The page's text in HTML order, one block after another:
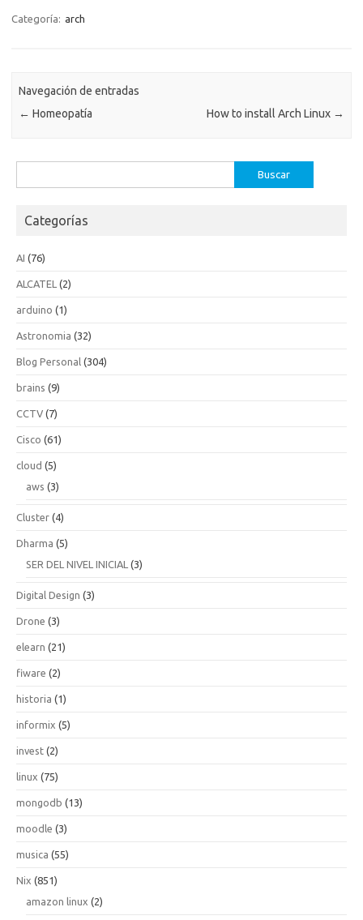
Categoría: arch
Navegación de entradas
← Homeopatía How to install Arch Linux →
Categorías
AI (76)
ALCATEL (2)
arduino (1)
Astronomia (32)
Blog Personal (304)
brains (9)
CCTV (7)
Cisco (61)
cloud (5)
aws (3)
Cluster (4)
Dharma (5)
SER DEL NIVEL INICIAL (3)
Digital Design (3)
Drone (3)
elearn (21)
fiware (2)
historia (1)
informix (5)
invest (2)
linux (75)
mongodb (13)
moodle (3)
musica (55)
Nix (851)
amazon linux (2)